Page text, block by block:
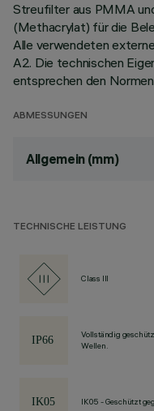
Streufilter aus PMMA
(Methacrylat) für die
Alle verwendeten
A2. Die technischen
entsprechen den
ABMESSUNGEN
Allgemein (mm)
TECHNISCHE LEISTUNG
Class III
Vollständig
Wellen.
IK05 - Geschützt